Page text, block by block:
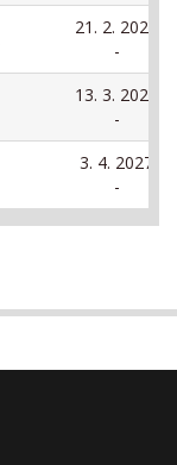
21. 2. 2027
-
13. 3. 2027
-
3. 4. 2027
-